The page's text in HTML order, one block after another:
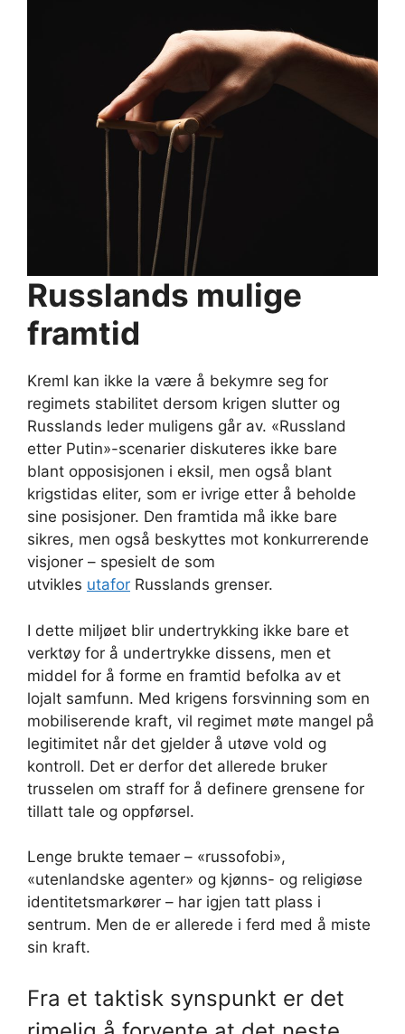
Russlands mulige
framtid
Kreml kan ikke la være å bekymre seg for
regimets stabilitet dersom krigen slutter og
Russlands leder muligens går av. «Russland
etter Putin»-scenarier diskuteres ikke bare
blant opposisjonen i eksil, men også blant
krigstidas eliter, som er ivrige etter å beholde
sine posisjoner. Den framtida må ikke bare
sikres, men også beskyttes mot konkurrerende
visjoner – spesielt de som
utvikles utafor Russlands grenser.
I dette miljøet blir undertrykking ikke bare et
verktøy for å undertrykke dissens, men et
middel for å forme en framtid befolka av et
lojalt samfunn. Med krigens forsvinning som en
mobiliserende kraft, vil regimet møte mangel på
legitimitet når det gjelder å utøve vold og
kontroll. Det er derfor det allerede bruker
trusselen om straff for å definere grensene for
tillatt tale og oppførsel.
Lenge brukte temaer – «russofobi»,
«utenlandske agenter» og kjønns- og religiøse
identitetsmarkører – har igjen tatt plass i
sentrum. Men de er allerede i ferd med å miste
sin kraft.
Fra et taktisk synspunkt er det